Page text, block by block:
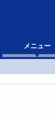
メニュー